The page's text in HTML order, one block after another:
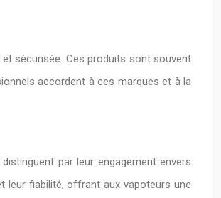
et sécurisée. Ces produits sont souvent
accordent à ces marques et à la
par leur engagement envers
leur fiabilité, offrant aux vapoteurs une